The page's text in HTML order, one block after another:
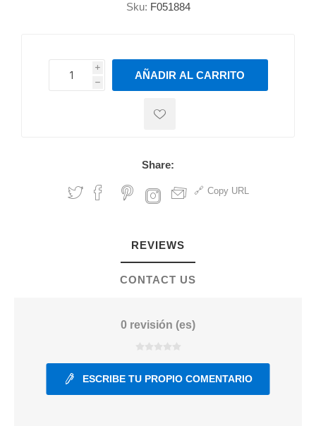
Sku: F051884
i
h
h
AÑADIR AL CARRITO
Share:
Copy URL
REVIEWS
CONTACT US
0 revisión (es)
ESCRIBE TU PROPIO COMENTARIO